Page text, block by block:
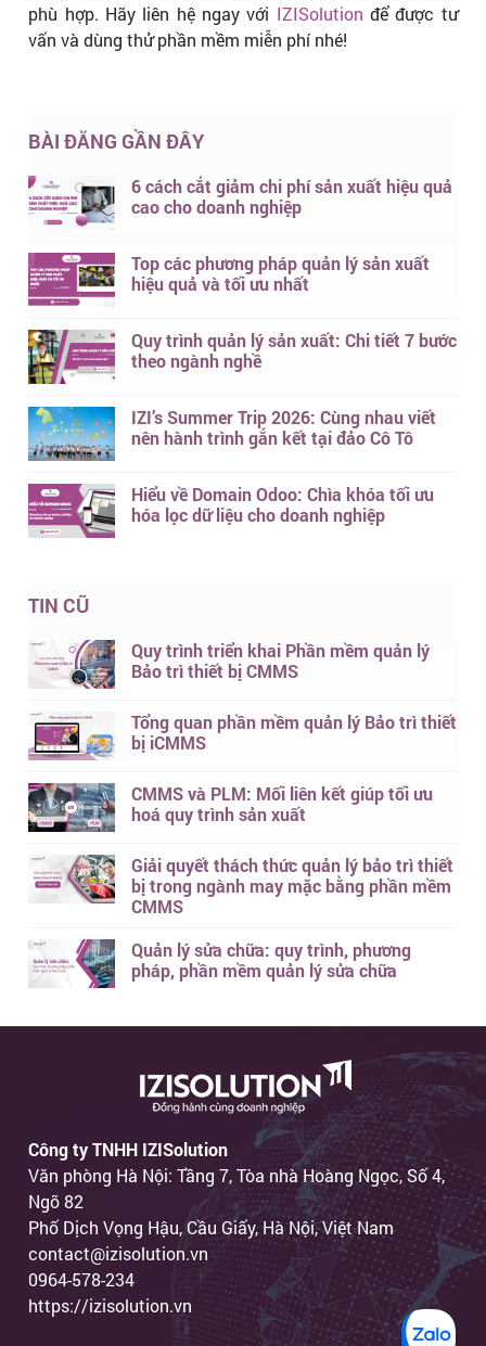
phù hợp. Hãy liên hệ ngay với IZISolution để được tư
vấn và dùng thử phần mềm miễn phí nhé!
BÀI ĐĂNG GẦN ĐÂY
6 cách cắt giảm chi phí sản xuất hiệu quả
cao cho doanh nghiệp
Top các phương pháp quản lý sản xuất
hiệu quả và tối ưu nhất
Quy trình quản lý sản xuất: Chi tiết 7 bước
theo ngành nghề
IZI’s Summer Trip 2026: Cùng nhau viết
nên hành trình gắn kết tại đảo Cô Tô
Hiểu về Domain Odoo: Chìa khóa tối ưu
hóa lọc dữ liệu cho doanh nghiệp
TIN CŨ
Quy trình triển khai Phần mềm quản lý
Bảo trì thiết bị CMMS
Tổng quan phần mềm quản lý Bảo trì thiết
bị iCMMS
CMMS và PLM: Mối liên kết giúp tối ưu
hoá quy trình sản xuất
Giải quyết thách thức quản lý bảo trì thiết
bị trong ngành may mặc bằng phần mềm
CMMS
Quản lý sửa chữa: quy trình, phương
pháp, phần mềm quản lý sửa chữa
Công ty TNHH IZISolution
Văn phòng Hà Nội: Tầng 7, Tòa nhà Hoàng Ngọc, Số 4,
Ngõ 82
Phố Dịch Vọng Hậu, Cầu Giấy, Hà Nội, Việt Nam
contact@izisolution.vn
0964-578-234
https://izisolution.vn